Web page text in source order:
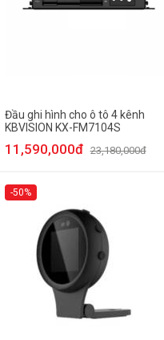
Đầu ghi hình cho ô tô 4 kênh
KBVISION KX-FM7104S
11,590,000đ 23,180,000đ
-50%